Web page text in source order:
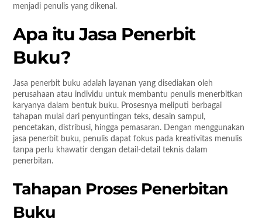
menjadi penulis yang dikenal.
Apa itu Jasa Penerbit
Buku?
Jasa penerbit buku adalah layanan yang disediakan oleh
perusahaan atau individu untuk membantu penulis menerbitkan
karyanya dalam bentuk buku. Prosesnya meliputi berbagai
tahapan mulai dari penyuntingan teks, desain sampul,
pencetakan, distribusi, hingga pemasaran. Dengan menggunakan
jasa penerbit buku, penulis dapat fokus pada kreativitas menulis
tanpa perlu khawatir dengan detail-detail teknis dalam
penerbitan.
Tahapan Proses Penerbitan
Buku